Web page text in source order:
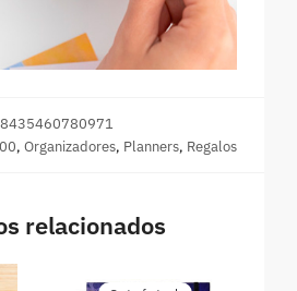
8435460780971
, Organizadores, Planners, Regalos
relacionados